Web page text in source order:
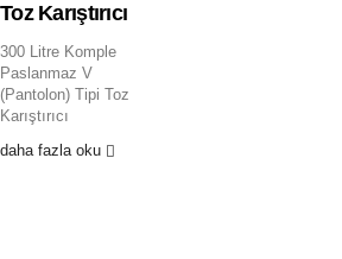
Toz Karıştırıcı
300 Litre Komple
Paslanmaz V
(Pantolon) Tipi Toz
Karıştırıcı
daha fazla oku